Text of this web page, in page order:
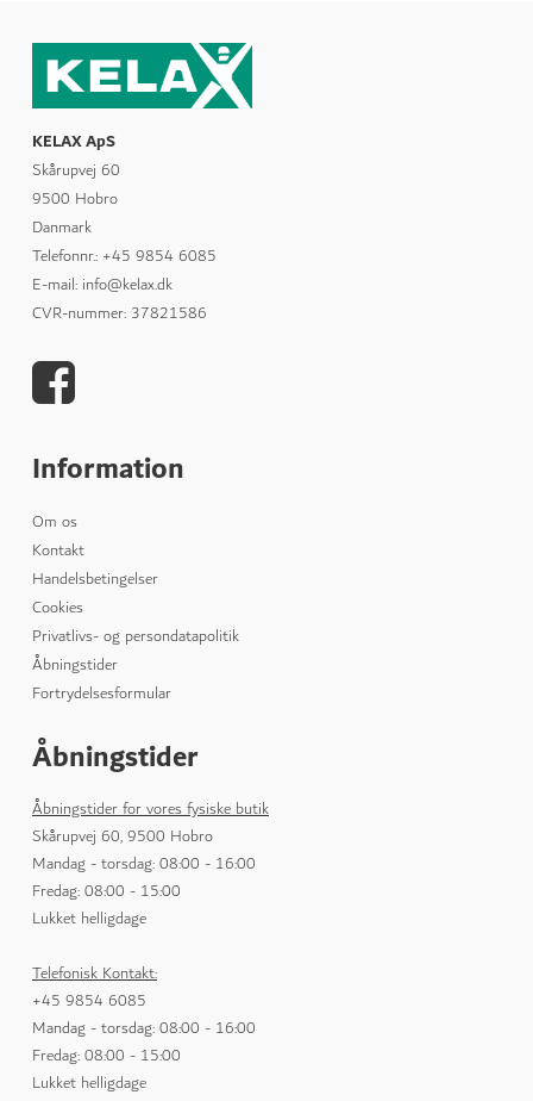
KELAX ApS
Skårupvej 60
9500 Hobro
Danmark
Telefonnr.: +45 9854 6085
E-mail: info@kelax.dk
CVR-nummer: 37821586
Information
Om os
Kontakt
Handelsbetingelser
Cookies
Privatlivs- og persondatapolitik
Åbningstider
Fortrydelsesformular
Åbningstider
Åbningstider for vores fysiske butik
Skårupvej 60, 9500 Hobro
Mandag - torsdag: 08:00 - 16:00
Fredag: 08:00 - 15:00
Lukket helligdage
Telefonisk Kontakt:
+45 9854 6085
Mandag - torsdag: 08:00 - 16:00
Fredag: 08:00 - 15:00
Lukket helligdage